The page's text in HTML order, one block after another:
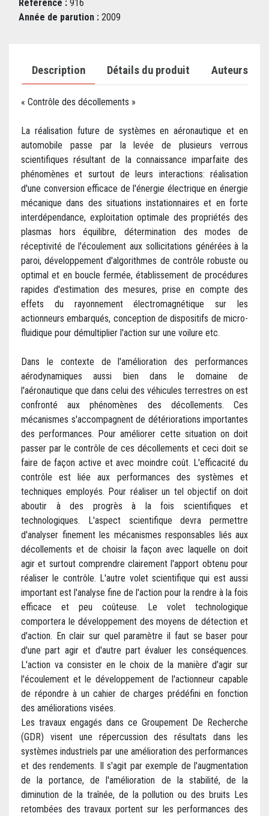
Référence : 916
Année de parution : 2009
Description Détails du produit Auteurs
« Contrôle des décollements »
La réalisation future de systèmes en aéronautique et en
automobile passe par la levée de plusieurs verrous
scientifiques résultant de la connaissance imparfaite des
phénomènes et surtout de leurs interactions: réalisation
d'une conversion efficace de l'énergie électrique en énergie
mécanique dans des situations instationnaires et en forte
interdépendance, exploitation optimale des propriétés des
plasmas hors équilibre, détermination des modes de
réceptivité de l'écoulement aux sollicitations générées à la
paroi, développement d'algorithmes de contrôle robuste ou
optimal et en boucle fermée, établissement de procédures
rapides d'estimation des mesures, prise en compte des
effets du rayonnement électromagnétique sur les
actionneurs embarqués, conception de dispositifs de micro-
fluidique pour démultiplier l'action sur une voilure etc.
Dans le contexte de l'amélioration des performances
aérodynamiques aussi bien dans le domaine de
l'aéronautique que dans celui des véhicules terrestres on est
confronté aux phénomènes des décollements. Ces
mécanismes s'accompagnent de détériorations importantes
des performances. Pour améliorer cette situation on doit
passer par le contrôle de ces décollements et ceci doit se
faire de façon active et avec moindre coût. L'efficacité du
contrôle est liée aux performances des systèmes et
techniques employés. Pour réaliser un tel objectif on doit
aboutir à des progrès à la fois scientifiques et
technologiques. L'aspect scientifique devra permettre
d'analyser finement les mécanismes responsables liés aux
décollements et de choisir la façon avec laquelle on doit
agir et surtout comprendre clairement l'apport obtenu pour
réaliser le contrôle. L'autre volet scientifique qui est aussi
important est l'analyse fine de l'action pour la rendre à la fois
efficace et peu coûteuse. Le volet technologique
comportera le développement des moyens de détection et
d'action. En clair sur quel paramètre il faut se baser pour
d'une part agir et d'autre part évaluer les conséquences.
L'action va consister en le choix de la manière d'agir sur
l'écoulement et le développement de l'actionneur capable
de répondre à un cahier de charges prédéfini en fonction
des améliorations visées.
Les travaux engagés dans ce Groupement De Recherche
(GDR) visent une répercussion des résultats dans les
systèmes industriels par une amélioration des performances
et des rendements. Il s'agit par exemple de l'augmentation
de la portance, de l'amélioration de la stabilité, de la
diminution de la traînée, de la pollution ou des bruits Les
retombées des travaux portent sur les performances des